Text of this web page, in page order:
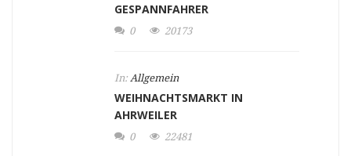
GESPANNFAHRER
0 20173
In: Allgemein
WEIHNACHTSMARKT IN
AHRWEILER
0 22481